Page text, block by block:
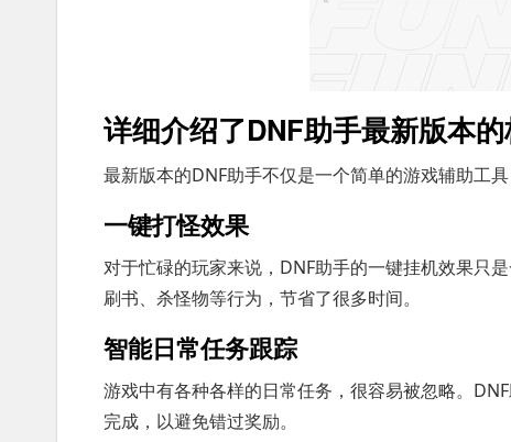
详细介绍了DNF助手最新版本
最新版本的DNF助手不仅是一个简单的游戏辅助工
一键打怪效果
对于忙碌的玩家来说，DNF助手的一键挂机效果只
刷书、杀怪物等行为，节省了很多时间。
智能日常任务跟踪
游戏中有各种各样的日常任务，很容易被忽略。
完成，以避免错过奖励。